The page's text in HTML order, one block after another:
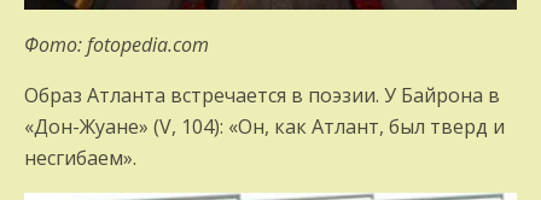
Фото: fotopedia.com
Образ Атланта встречается в поэзии. У Байрона в
«Дон-Жуане» (V, 104): «Он, как Атлант, был тверд и
несгибаем».